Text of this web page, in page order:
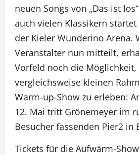
neuen Songs von „Das ist
auch vielen Klassikern
der Kieler Wunderino Arena.
Veranstalter nun mitteilt,
Vorfeld noch die
vergleichsweise kleinen
Warm-up-Show zu erleben:
12. Mai tritt Grönemeyer im
Besucher fassenden Pier2 in
Tickets für die Aufwärm-